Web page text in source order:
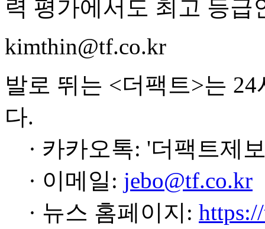
력 평가에서도 최고 등
kimthin@tf.co.kr
발로 뛰는 <더팩트>는
다.
· 카카오톡: '더팩트제
· 이메일: jebo@tf.co.kr
· 뉴스 홈페이지: